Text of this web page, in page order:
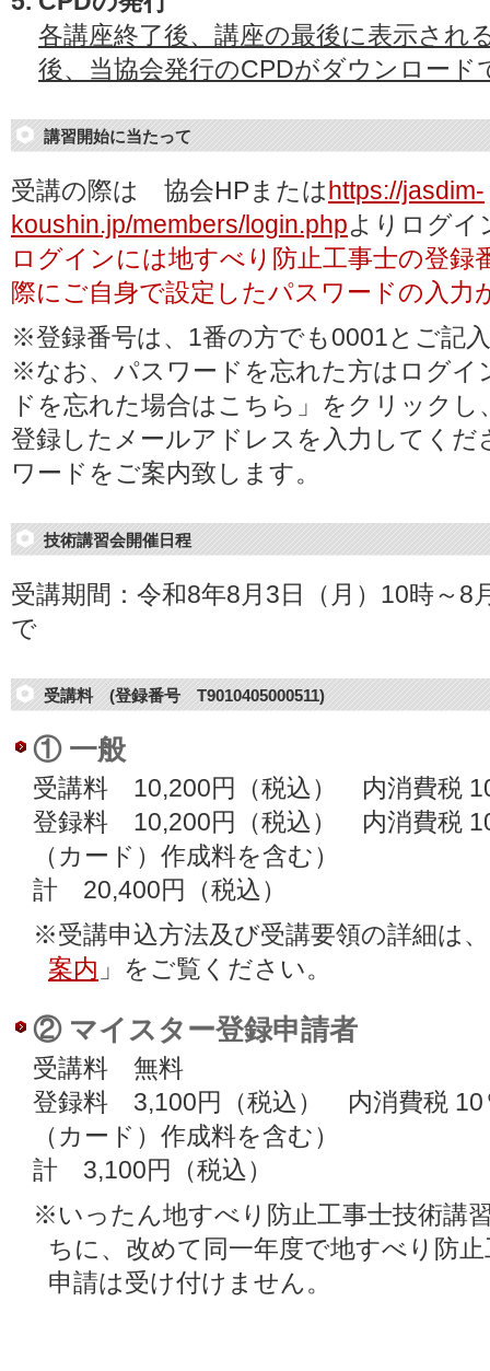
各講座終了後、講座の最後に表示され
後、当協会発行のCPDがダウンロード
講習開始に当たって
受講の際は 協会HPまたはhttps://jasdim-
koushin.jp/members/login.phpよりログイ
ログインには地すべり防止工事士の登録
際にご自身で設定したパスワードの入力
※登録番号は、1番の方でも0001とご記
※なお、パスワードを忘れた方はログイ
ドを忘れた場合はこちら」をクリックし
登録したメールアドレスを入力してくだ
ワードをご案内致します。
技術講習会開催日程
受講期間：令和8年8月3日（月）10時～8
で
受講料 (登録番号 T9010405000511)
① 一般
受講料 10,200円（税込） 内消費税
登録料 10,200円（税込） 内消費税
（カード）作成料を含む）
計 20,400円（税込）
※受講申込方法及び受講要領の詳細は
案内 」をご覧ください。
② マイスター登録申請者
受講料 無料
登録料 3,100円（税込） 内消費税
（カード）作成料を含む）
計 3,100円（税込）
※いったん地すべり防止工事士技術講
ちに、改めて同一年度で地すべり防
申請は受け付けません。